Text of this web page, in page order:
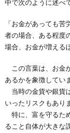
中で次のように述べ
「お金があっても
者の場合、ある程度
場合、お金が増える
この言葉は、お金
あるかを象徴してい
当時の金貨や銀貨
いったリスクもあり
特に、富を守るた
ること自体が大きな